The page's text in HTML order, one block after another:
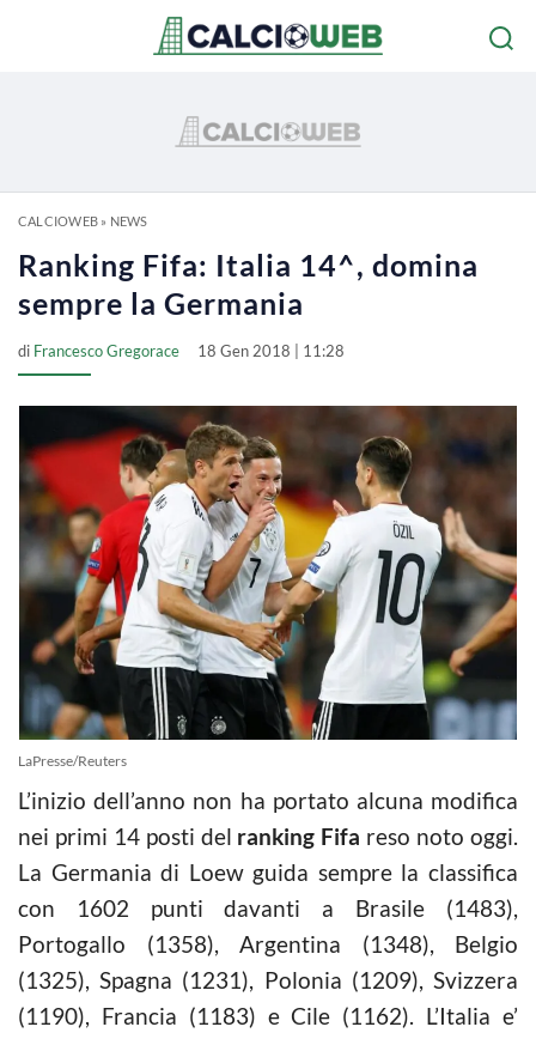
CALCIOWEB» NEWS
Ranking Fifa: Italia 14^, domina
sempre la Germania
di Francesco Gregorace 18 Gen 2018 | 11:28
LaPresse/Reuters
L’inizio dell’anno non ha portato alcuna modifica
nei primi 14 posti del ranking Fifa reso noto oggi.
La Germania di Loew guida sempre la classifica
con 1602 punti davanti a Brasile (1483),
Portogallo (1358), Argentina (1348), Belgio
(1325), Spagna (1231), Polonia (1209), Svizzera
(1190), Francia (1183) e Cile (1162). L’Italia e’